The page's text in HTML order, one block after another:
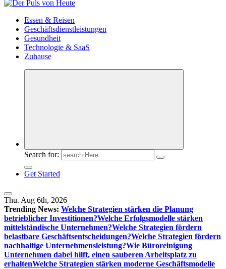
Meldungen die Resonanz finden
Essen & Reisen
Geschäftsdienstleistungen
Gesundheit
Technologie & SaaS
Zuhause
Search for:
Get Started
Thu. Aug 6th, 2026
Trending News: Welche Strategien stärken die Planung
betrieblicher Investitionen?Welche Erfolgsmodelle stärken
mittelständische Unternehmen?Welche Strategien fördern
belastbare Geschäftsentscheidungen?Welche Strategien fördern
nachhaltige Unternehmensleistung?Wie Büroreinigung
Unternehmen dabei hilft, einen sauberen Arbeitsplatz zu
erhaltenWelche Strategien stärken moderne Geschäftsmodelle